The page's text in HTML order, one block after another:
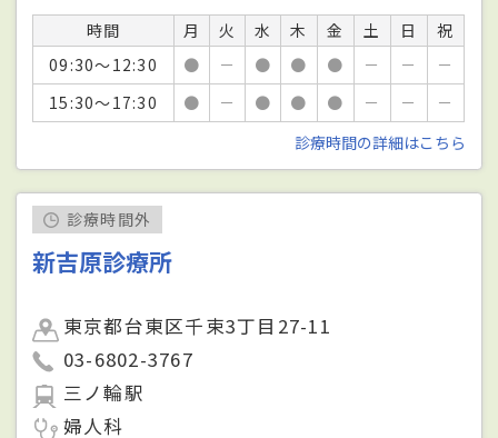
時間 月 火 水 木 金 土 日
祝
09:30～12:30
● － ● ● ● － －
－
15:30～17:30
● － ● ● ● － －
－
診療時間の詳細はこちら
診療時間外
新吉原診療所
東京都台東区千束3丁目27-11
03-6802-3767
三ノ輪駅
婦人科